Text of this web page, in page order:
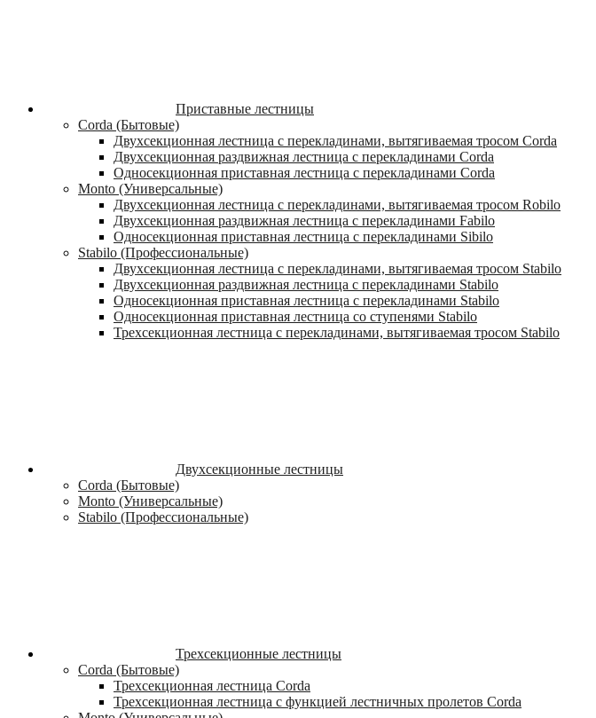
Приставные лестницы
Corda (Бытовые)
Двухсекционная лестница с перекладинами, вытягиваемая тросом Corda
Двухсекционная раздвижная лестница с перекладинами Corda
Односекционная приставная лестница с перекладинами Corda
Monto (Универсальные)
Двухсекционная лестница с перекладинами, вытягиваемая тросом Robilo
Двухсекционная раздвижная лестница с перекладинами Fabilo
Односекционная приставная лестница с перекладинами Sibilo
Stabilo (Профессиональные)
Двухсекционная лестница с перекладинами, вытягиваемая тросом Stabilo
Двухсекционная раздвижная лестница с перекладинами Stabilo
Односекционная приставная лестница с перекладинами Stabilo
Односекционная приставная лестница со ступенями Stabilo
Трехсекционная лестница с перекладинами, вытягиваемая тросом Stabilo
Двухсекционные лестницы
Corda (Бытовые)
Monto (Универсальные)
Stabilo (Профессиональные)
Трехсекционные лестницы
Corda (Бытовые)
Трехсекционная лестница Corda
Трехсекционная лестница с функцией лестничных пролетов Corda